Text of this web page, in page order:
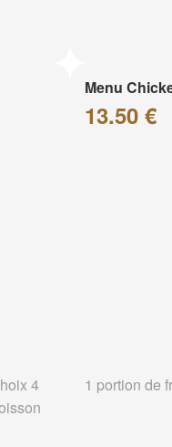
4
Menu
13.50 €
1 portion de